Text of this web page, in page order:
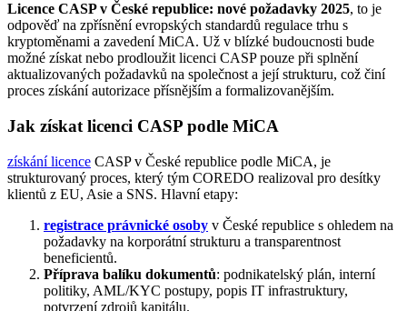
Licence CASP v České republice: nové požadavky 2025, to je
odpověď na zpřísnění evropských standardů regulace trhu s
kryptoměnami a zavedení MiCA. Už v blízké budoucnosti bude
možné získat nebo prodloužit licenci CASP pouze při splnění
aktualizovaných požadavků na společnost a její strukturu, což činí
proces získání autorizace přísnějším a formalizovanějším.
Jak získat licenci CASP podle MiCA
získání licence CASP v České republice podle MiCA, je
strukturovaný proces, který tým COREDO realizoval pro desítky
klientů z EU, Asie a SNS. Hlavní etapy:
registrace právnické osoby v České republice s ohledem na
požadavky na korporátní strukturu a transparentnost
beneficientů.
Příprava balíku dokumentů: podnikatelský plán, interní
politiky, AML/KYC postupy, popis IT infrastruktury,
potvrzení zdrojů kapitálu.